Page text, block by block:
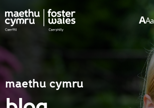
Skip to content
AA a
maethu cymru